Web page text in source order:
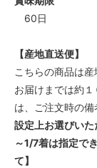
60日
【産地直送便】
こちらの商品は産
お届けまでは約
は、ご注文時の備
設定上お選びい
～1/7着は指定で
て】